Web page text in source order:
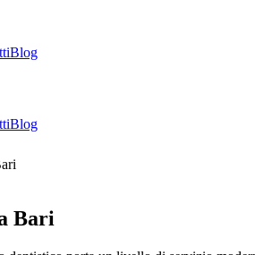
Blog
Blog
Bari